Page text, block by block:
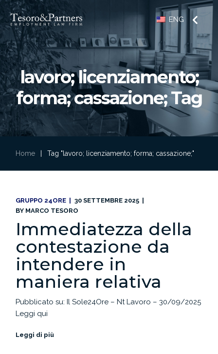
ENG
lavoro; licenziamento;
forma; cassazione; Tag
Home Tag "lavoro; licenziamento; forma; cassazione;"
GRUPPO 24ORE
30 SETTEMBRE 2025
BY MARCO TESORO
Immediatezza della
contestazione da
intendere in
maniera relativa
Pubblicato su: Il Sole24Ore – Nt Lavoro – 30/09/2025
Leggi qui
Leggi di più